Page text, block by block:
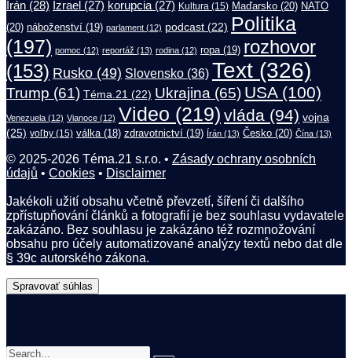
Irán (28) Izrael (27) korupcia (27) Kultura (15) Maďarsko (20) NATO
(20) náboženství (19) parlament (12) podcast (22) Politika
(197) pomoc (12) reportáž (13) rodina (12) ropa(19) rozhovor
(153) Rusko (49) Slovensko (36) Text (326)
Trump (61) Téma.21 (22) Ukrajina (65) USA(100)
Venezuela (12) Vianoce (12) Video (219) vláda (94) vojna
(25) voľby (15) válka(18) zdravotnictví (19) Írán (13) Česko (20) Čína (13)
© 2025-2026 Téma.21 s.r.o. • Zásady ochrany osobních
údajů • Cookies • Disclaimer
Jakékoli užití obsahu včetně převzetí, šíření či dalšího
zpřístupňování článků a fotografií je bez souhlasu vydavatele
zakázáno. Bez souhlasu je zakázáno též rozmnožování
obsahu pro účely automatizované analýzy textů nebo dat dle
§ 39c autorského zákona.
Spravovať súhlas